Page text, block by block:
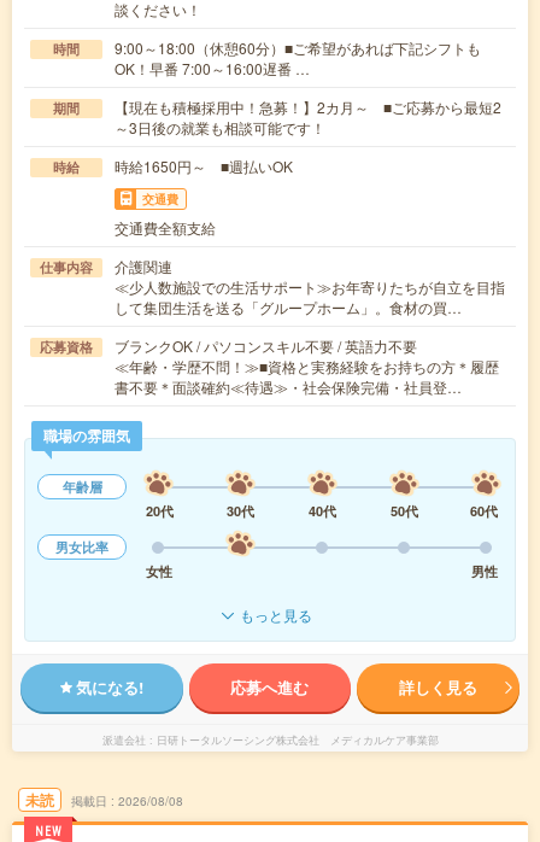
談ください！
時間
9:00～18:00（休憩60分）■ご希望があれば下記シフトも
OK！早番 7:00～16:00遅番 …
期間
【現在も積極採用中！急募！】2カ月～ ■ご応募から最短2
～3日後の就業も相談可能です！
時給 時給1650円～ ■週払いOK
交通費
交通費全額支給
仕事内容
介護関連
≪少人数施設での生活サポート≫お年寄りたちが自立を目指
して集団生活を送る「グループホーム」。食材の買…
応募資格
ブランクOK / パソコンスキル不要 / 英語力不要
≪年齢・学歴不問！≫■資格と実務経験をお持ちの方＊履歴
書不要＊面談確約≪待遇≫・社会保険完備・社員登…
職場の雰囲気
年齢層
20代
30代 40代 50代
60代
男女比率
女性
男性
もっと見る
気になる! 応募へ進む 詳しく見る
派遣会社 日研トータルソーシング株式会社 メディカルケア事業部
未読
NEW
掲載日 2026/08/08